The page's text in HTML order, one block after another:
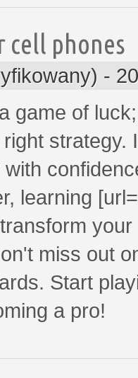
cell phones
-
game of
learning [url=
miss out
Start
a pro!